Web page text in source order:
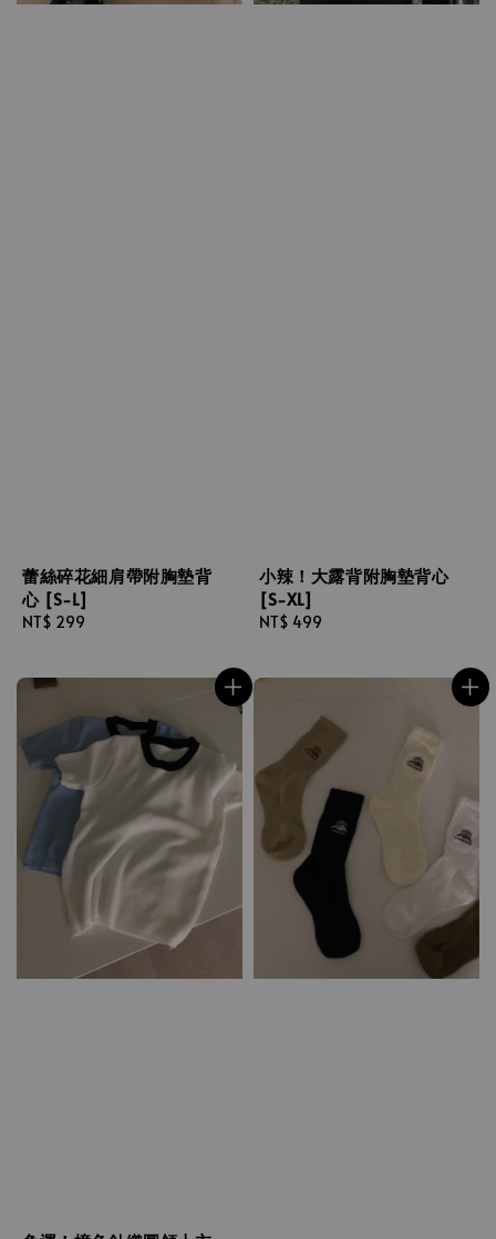
蕾絲碎花細肩帶附胸墊背
心 [S-L]
Regular
NT$ 299
小辣！大露背附胸墊背心
[S-XL]
Regular
NT$ 499